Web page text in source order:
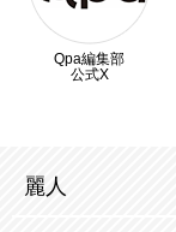
Qpa編集部
公式X
麗人